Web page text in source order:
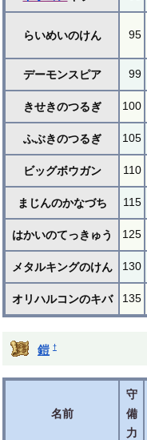
らいめいのけん 95
デーモンスピア 99
きせきのつるぎ 100
ふぶきのつるぎ 105
ビッグボウガン 110
まじんのかなづち 115
はかいのてっきゅう 125
メタルキングのけん 130
オリハルコンのキバ 135
鎧 †
名前
守
備
力